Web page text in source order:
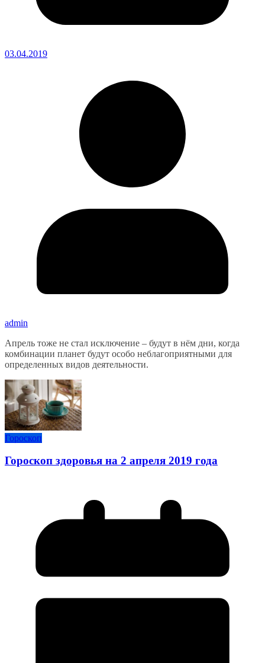
03.04.2019
admin
Апрель тоже не стал исключение – будут в нём дни, когда
комбинации планет будут особо неблагоприятными для
определенных видов деятельности.
Гороскоп
Гороскоп здоровья на 2 апреля 2019 года